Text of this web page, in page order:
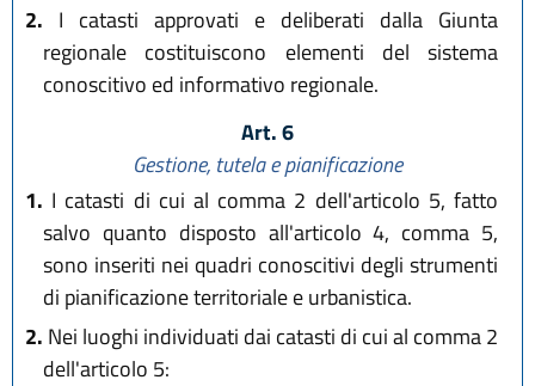
2. I catasti approvati e deliberati dalla Giunta
regionale costituiscono elementi del sistema
conoscitivo ed informativo regionale.
Art. 6
Gestione, tutela e pianificazione
1. I catasti di cui al comma 2 dell'articolo 5, fatto
salvo quanto disposto all'articolo 4, comma 5,
sono inseriti nei quadri conoscitivi degli strumenti
di pianificazione territoriale e urbanistica.
2. Nei luoghi individuati dai catasti di cui al comma 2
dell'articolo 5: